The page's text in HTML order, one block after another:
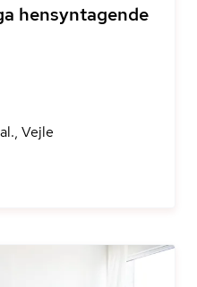
hensyntagende
Vejle